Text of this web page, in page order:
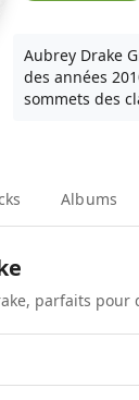
Aubrey Drake
des années
sommets des
Albums
, parfaits pour